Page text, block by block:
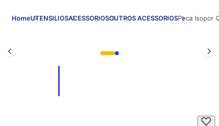
HomeUTENSILIOSACESSORIOSOUTROS ACESSORIOSPeca Isopor